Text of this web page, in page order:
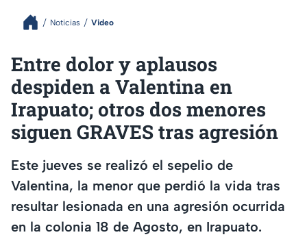
Noticias Video
Entre dolor y aplausos
despiden a Valentina en
Irapuato; otros dos menores
siguen GRAVES tras agresión
Este jueves se realizó el sepelio de
Valentina, la menor que perdió la vida tras
resultar lesionada en una agresión ocurrida
en la colonia 18 de Agosto, en Irapuato.